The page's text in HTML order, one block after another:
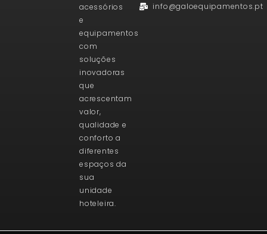
acessórios
e
equipamentos
com
soluções
inovadoras
que
acrescentam
valor,
qualidade e
conforto a
diferentes
espaços da
sua
unidade
hoteleira.
info@galoequipamentos.pt